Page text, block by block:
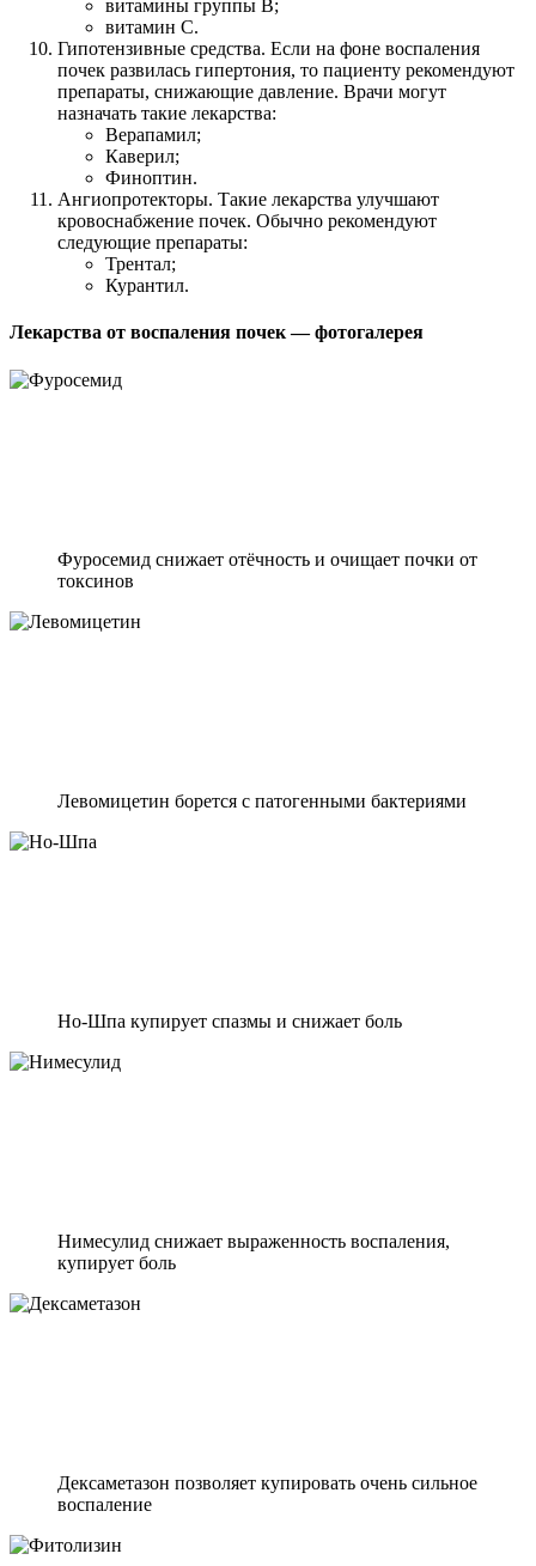
витамины группы В;
витамин С.
Гипотензивные средства. Если на фоне воспаления
почек развилась гипертония, то пациенту рекомендуют
препараты, снижающие давление. Врачи могут
назначать такие лекарства:
Верапамил;
Каверил;
Финоптин.
Ангиопротекторы. Такие лекарства улучшают
кровоснабжение почек. Обычно рекомендуют
следующие препараты:
Трентал;
Курантил.
Лекарства от воспаления почек — фотогалерея
Фуросемид снижает отёчность и очищает почки от
токсинов
Левомицетин борется с патогенными бактериями
Но-Шпа купирует спазмы и снижает боль
Нимесулид снижает выраженность воспаления,
купирует боль
Дексаметазон позволяет купировать очень сильное
воспаление